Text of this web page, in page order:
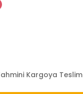
Kargoya Teslim